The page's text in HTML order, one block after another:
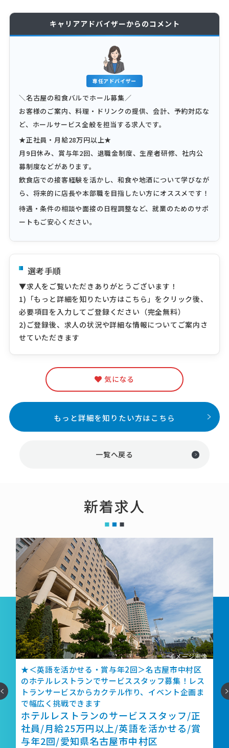
キャリアアドバイザーからのコメント
専任アドバイザー
＼名古屋の和食バルでホール募集／
お客様のご案内、料理・ドリンクの提供、会計、予約対応な
ど、ホールサービス全般を担当する求人です。
★正社員・月給28万円以上★
月9日休み、賞与年2回、退職金制度、生産者研修、社内公
募制度などがあります。
飲食店での接客経験を活かし、和食や地酒について学びなが
ら、将来的に店長や本部職を目指したい方にオススメです！
待遇・条件の相談や面接の日程調整など、就業のためのサポ
ートもご安心ください。
選考手順
▼求人をご覧いただきありがとうございます！
1)「もっと詳細を知りたい方はこちら」をクリック後、
必要項目を入力してご登録ください（完全無料）
2)ご登録後、求人の状況や詳細な情報についてご案内さ
せていただきます
気になる
もっと詳細を知りたい方はこちら
一覧へ戻る
新着求人
古屋市中村区
ッフ募集！レス
イベント企画ま
スタッフ/正
活かせる/賞
★＜月給27万円以上・マネージャーポジ
テルレストランでマネージャー募集！店
タッフ育成を担うポジションです
ホテルレストランのマネージャ
月給27万円以上/賞与年2回/名古
区
次